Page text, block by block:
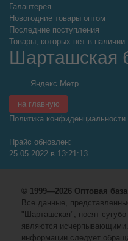
Галантерея
Новогодние товары оптом
Последние поступления
Товары, которых нет в наличии
Шарташская
на главную
Политика конфиденциальности
Прайс обновлен:
25.05.2022 в 13:21:13
© 1999—2026 Оптовая
Все данные,
"Шарташская", носят
являются
информации следует